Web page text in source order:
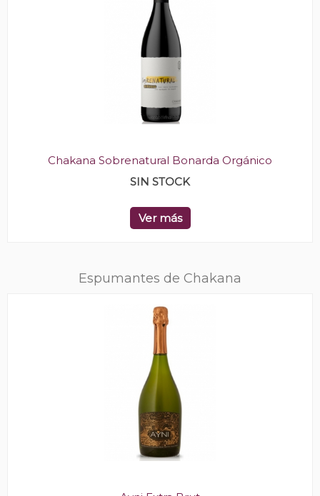
Chakana Sobrenatural Bonarda Orgánico
SIN STOCK
Ver más
Espumantes de Chakana